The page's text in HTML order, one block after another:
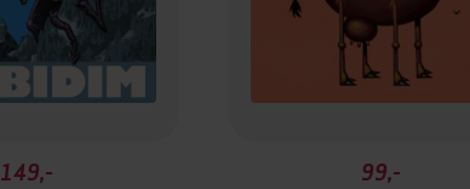
149,-
99,-